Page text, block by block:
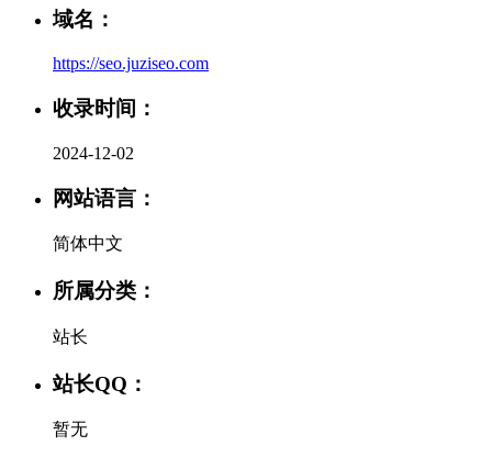
域名：
https://seo.juziseo.com
收录时间：
2024-12-02
网站语言：
简体中文
所属分类：
站长
站长QQ：
暂无